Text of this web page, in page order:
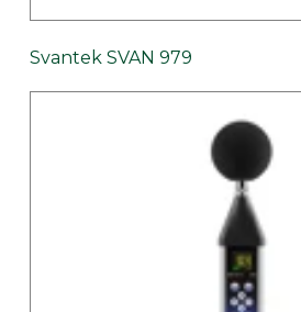
Svantek SVAN 979